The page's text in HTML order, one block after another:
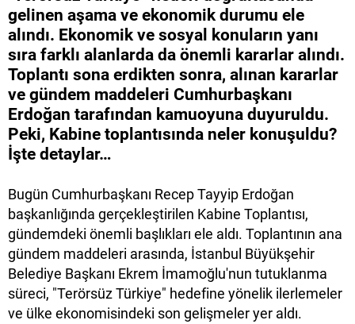
gelinen aşama ve ekonomik durumu ele
alındı. Ekonomik ve sosyal konuların yanı
sıra farklı alanlarda da önemli kararlar alındı.
Toplantı sona erdikten sonra, alınan kararlar
ve gündem maddeleri Cumhurbaşkanı
Erdoğan tarafından kamuoyuna duyuruldu.
Peki, Kabine toplantısında neler konuşuldu?
İşte detaylar…
Bugün Cumhurbaşkanı Recep Tayyip Erdoğan
başkanlığında gerçekleştirilen Kabine Toplantısı,
gündemdeki önemli başlıkları ele aldı. Toplantının ana
gündem maddeleri arasında, İstanbul Büyükşehir
Belediye Başkanı Ekrem İmamoğlu'nun tutuklanma
süreci, "Terörsüz Türkiye" hedefine yönelik ilerlemeler
ve ülke ekonomisindeki son gelişmeler yer aldı.